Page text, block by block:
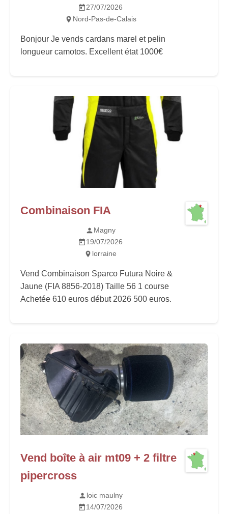
27/07/2026
Nord-Pas-de-Calais
Bonjour Je vends cardans marel et pelin
longueur camotos. Excellent état 1000€
Combinaison FIA
Magny
19/07/2026
lorraine
Vend Combinaison Sparco Futura Noire &
Jaune (FIA 8856-2018) Taille 56 1 course
Achetée 610 euros début 2026 500 euros.
Vend boîte à air mt09 + 2 filtre
pipercross
loic maulny
14/07/2026